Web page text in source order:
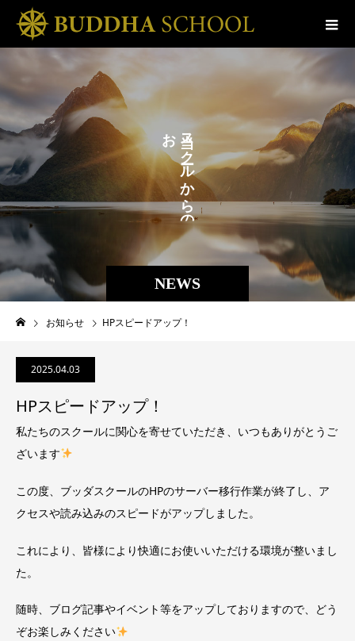
NEWS
ス
ク
ル
か
ら
の
お
ら
せ
。
お知らせ HPスピードアップ！
2025.04.03
HPスピードアップ！
私たちのスクールに関心を寄せていただき、いつもありがとうご
ざいます
この度、ブッダスクールのHPのサーバー移行作業が終了し、ア
クセスや読み込みのスピードがアップしました。
これにより、皆様により快適にお使いいただける環境が整いまし
た。
随時、ブログ記事やイベント等をアップしておりますので、どう
ぞお楽しみください